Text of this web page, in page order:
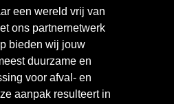
een wereld vrij van
ons partnernetwerk
bieden wij jouw
duurzame en
voor afval- en
aanpak resulteert in